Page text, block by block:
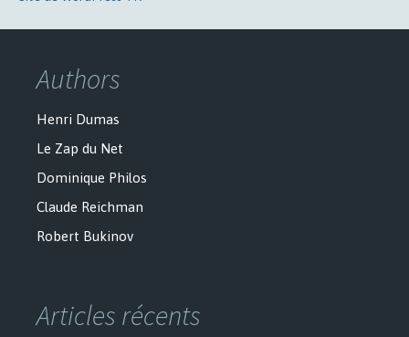
Authors
Henri Dumas
Le Zap du Net
Dominique Philos
Claude Reichman
Robert Bukinov
Articles récents